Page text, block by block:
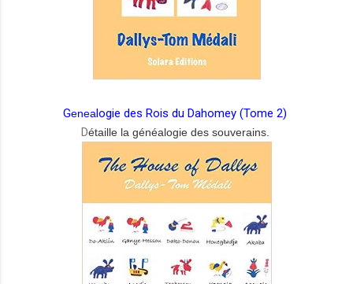
Genealogie des Rois du Dahomey (Tome 2)
Détaille la généalogie des souverains.